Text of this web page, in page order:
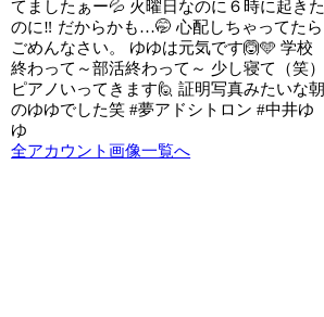
てましたぁー💦 火曜日なのに６時に起きた
のに‼️ だからかも…🤭 心配しちゃってたら
ごめんなさい。 ゆゆは元気です🙆🩵 学校
終わって～部活終わって～ 少し寝て（笑）
ピアノいってきます🙋 証明写真みたいな朝
のゆゆでした笑 #夢アドシトロン #中井ゆ
ゆ
全アカウント画像一覧へ